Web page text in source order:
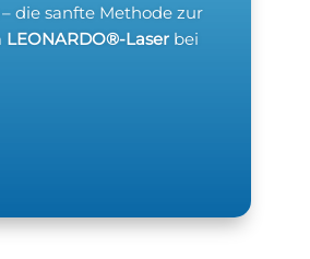
die sanfte Methode zur
LEONARDO®-Laser bei